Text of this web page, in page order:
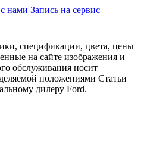
нами Запись на сервис
спецификации, цвета, цены
на сайте изображения и
обслуживания носит
положениями Статьи
дилеру Ford.